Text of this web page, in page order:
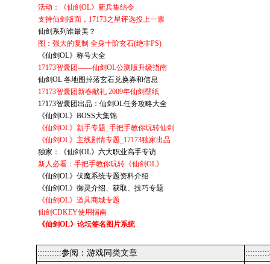
活动：《仙剑OL》新兵集结令
支持仙剑版面，17173之星评选投上一票
仙剑系列谁最美？
图：强大的复制 全身十阶玄石(绝非PS)
《仙剑OL》称号大全
17173智囊团——仙剑OL公测版升级指南
仙剑OL 各地图掉落玄石兑换券和信息
17173智囊团新春献礼 2009年仙剑壁纸
17173智囊团出品：仙剑OL任务攻略大全
《仙剑OL》BOSS大集锦
《仙剑OL》新手专题_手把手教你玩转仙剑
《仙剑OL》主线剧情专题_17173独家出品
独家：《仙剑OL》六大职业高手专访
新人必看：手把手教你玩转《仙剑OL》
《仙剑OL》伏魔系统专题资料介绍
《仙剑OL》御灵介绍、获取、技巧专题
《仙剑OL》道具商城专题
仙剑CDKEY使用指南
《仙剑OL》论坛签名图片系统
::::::::::参阅：游戏同类文章